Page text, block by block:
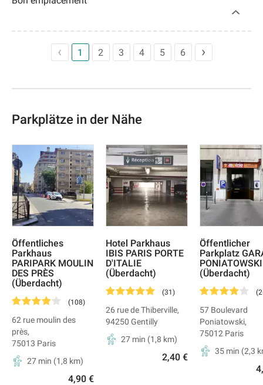
1 2 3 4 5 6
Parkplätze in der Nähe
Öffentliches
Parkhaus
PARIPARK MOULIN
DES PRÈS
(Überdacht)
(108)
62 rue moulin des
près,
75013 Paris
27 min (1,8 km)
4,90 €
Hotel Parkhaus
IBIS PARIS PORTE
D'ITALIE
(Überdacht)
(31)
26 rue de Thiberville,
94250 Gentilly
27 min (1,8 km)
2,40 €
Öffentlicher
Parkplatz
PONIATOWSKI
(Überdacht)
(
57 Boulevard
Poniatowski,
75012 Paris
35 min (2,3